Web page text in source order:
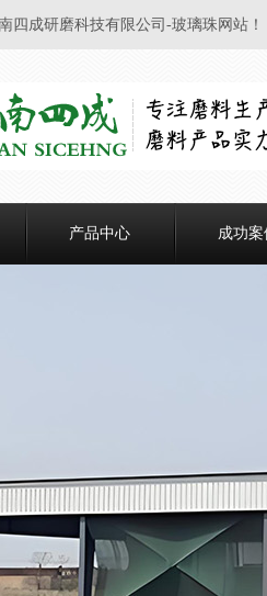
四成研磨科技有限公司-玻璃珠网站！
产品中心 成功案